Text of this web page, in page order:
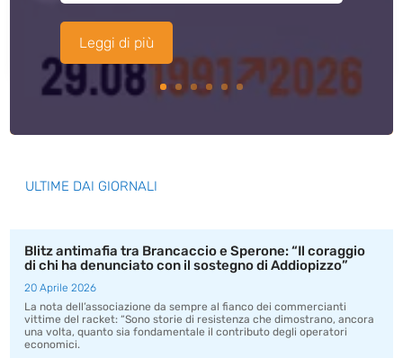
Leggi di più
ULTIME DAI GIORNALI
Blitz antimafia tra Brancaccio e Sperone: “Il coraggio
di chi ha denunciato con il sostegno di Addiopizzo”
20 Aprile 2026
La nota dell’associazione da sempre al fianco dei commercianti
vittime del racket: “Sono storie di resistenza che dimostrano, ancora
una volta, quanto sia fondamentale il contributo degli operatori
economici.